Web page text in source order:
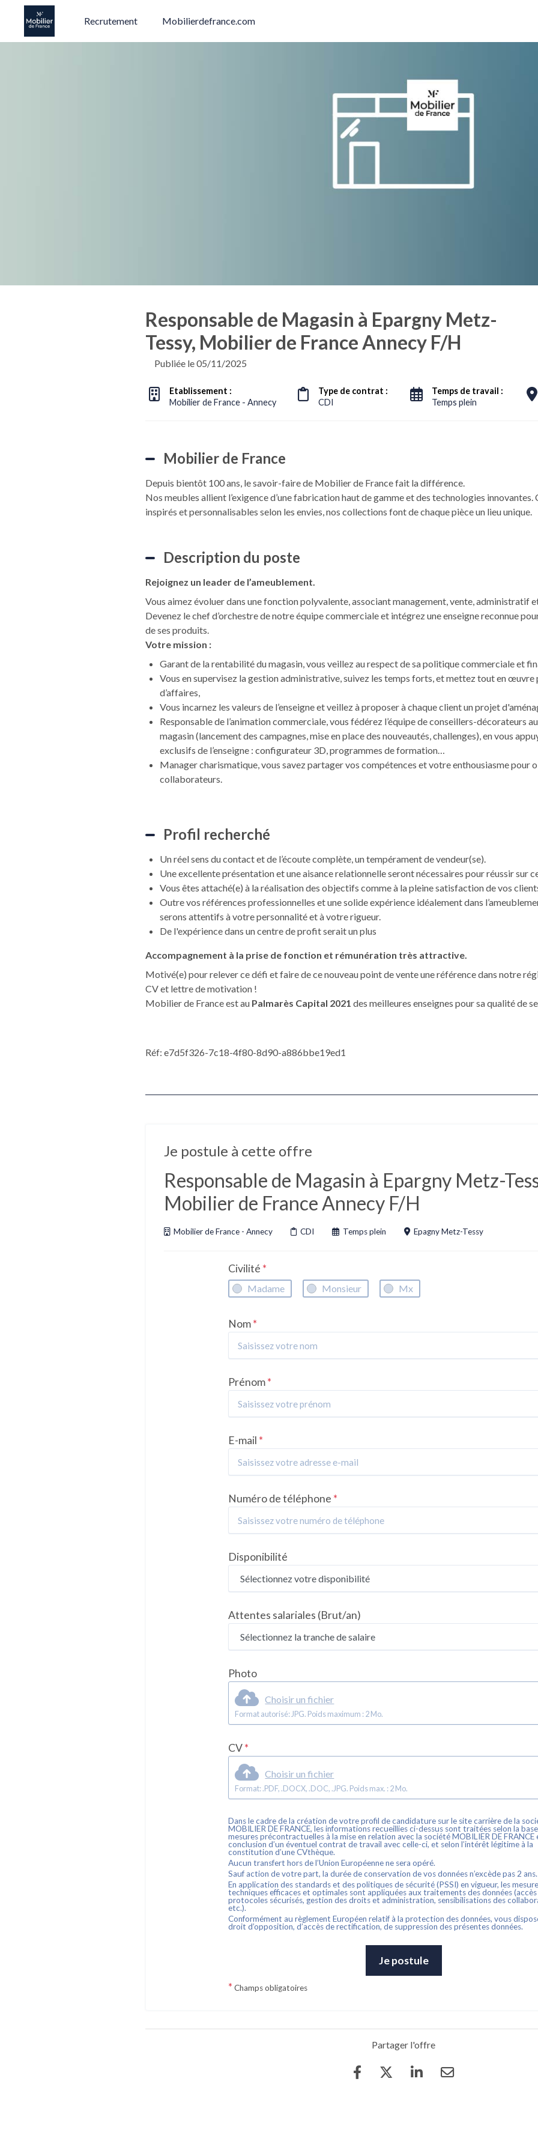
Recrutement Mobilierdefrance.com
Responsable de Magasin à Epargny Metz-
Tessy, Mobilier de France Annecy F/H
Publiée le 05/11/2025
Etablissement :
Mobilier de France - Annecy
Type de contrat :
CDI
Temps de travail :
Temps plein
Mobilier de France
Depuis bientôt 100 ans, le savoir-faire de Mobilier de France fait la différence.
Nos meubles allient l’exigence d’une fabrication haut de gamme et des technologies innovantes.
inspirés et personnalisables selon les envies, nos collections font de chaque pièce un lieu unique.
Description du poste
Rejoignez un leader de l’ameublement.
Vous aimez évoluer dans une fonction polyvalente, associant management, vente, administratif
Devenez le chef d’orchestre de notre équipe commerciale et intégrez une enseigne reconnue
de ses produits.
Votre mission :
Garant de la rentabilité du magasin, vous veillez au respect de sa politique commerciale et
Vous en supervisez la gestion administrative, suivez les temps forts, et mettez tout en
d’affaires,
Vous incarnez les valeurs de l’enseigne et veillez à proposer à chaque client un projet
Responsable de l’animation commerciale, vous fédérez l’équipe de conseillers-décorateurs
magasin (lancement des campagnes, mise en place des nouveautés, challenges), en vous
exclusifs de l’enseigne : configurateur 3D, programmes de formation…
Manager charismatique, vous savez partager vos compétences et votre enthousiasme pour
collaborateurs.
Profil recherché
Un réel sens du contact et de l’écoute complète, un tempérament de vendeur(se).
Une excellente présentation et une aisance relationnelle seront nécessaires pour réussir sur
Vous êtes attaché(e) à la réalisation des objectifs comme à la pleine satisfaction de vos
Outre vos références professionnelles et une solide expérience idéalement dans
serons attentifs à votre personnalité et à votre rigueur.
De l'expérience dans un centre de profit serait un plus
Accompagnement à la prise de fonction et rémunération très attractive.
Motivé(e) pour relever ce défi et faire de ce nouveau point de vente une référence dans notre
CV et lettre de motivation !
Mobilier de France est au Palmarès Capital 2021 des meilleures enseignes pour sa qualité de
Réf: e7d5f326-7c18-4f80-8d90-a886bbe19ed1
Je postule à cette offre
Responsable de Magasin à Epargny Metz-
Mobilier de France Annecy F/H
Mobilier de France - Annecy CDI Temps plein Epagny Metz-Tessy
Civilité *
Madame Monsieur Mx
Nom*
Prénom*
E-mail *
Numéro de téléphone *
Disponibilité
Attentes salariales (Brut/an)
Photo
Choisir un fichier
Format autorisé: JPG. Poids maximum : 2 Mo.
CV*
Choisir un fichier
Format: .PDF, .DOCX, .DOC, .JPG. Poids max. : 2 Mo.
Dans le cadre de la création de votre profil de candidature sur le site carrière de la
MOBILIER DE FRANCE, les informations recueillies ci-dessus sont traitées selon la
mesures précontractuelles à la mise en relation avec la sociétéMOBILIER DE FRANCE
conclusion d’un éventuel contrat de travail avec celle-ci, et selon l’intérêt légitime à la
constitution d’une CVthèque.
Aucun transfert hors de l’Union Européenne ne sera opéré.
Sauf action de votre part, la durée de conservation de vos données n’excède pas 2 ans.
En application des standards et des politiques de sécurité (PSSI) en vigueur, les
techniques efficaces et optimales sont appliquées aux traitements des données
protocoles sécurisés, gestion des droits et administration, sensibilisations des
etc.).
Conformément au règlement Européen relatif à la protection des données, vous
droit d’opposition, d’accès de rectification, de suppression des présentes données.
Je postule
*Champs obligatoires
Partager l'offre